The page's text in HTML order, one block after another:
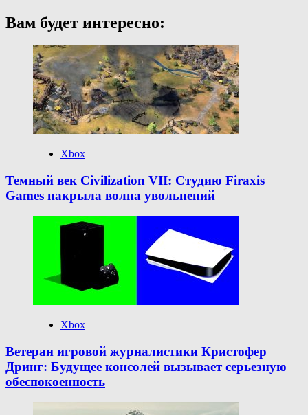
Вам будет интересно:
Xbox
Темный век Civilization VII: Студию Firaxis
Games накрыла волна увольнений
Xbox
Ветеран игровой журналистики Кристофер
Дринг: Будущее консолей вызывает серьезную
обеспокоенность